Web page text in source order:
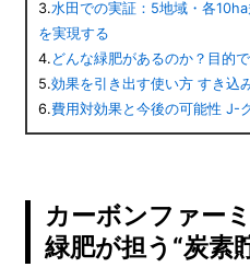
3.水田での実証：5地域・各
を実現する
4. どんな緑肥があるのか？目的
5.効果を引き出す使い方 すき込
6.費用対効果と今後の可能性 J-
カーボンファー
緑肥が担う“炭素